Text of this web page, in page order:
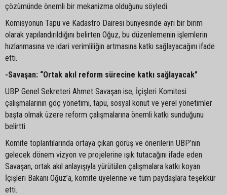
çözümünde önemli bir mekanizma olduğunu söyledi.
Komisyonun Tapu ve Kadastro Dairesi bünyesinde ayrı bir birim
olarak yapılandırıldığını belirten Oğuz, bu düzenlemenin işlemlerin
hızlanmasına ve idari verimliliğin artmasına katkı sağlayacağını ifade
etti.
-Savaşan: “Ortak akıl reform sürecine katkı sağlayacak”
UBP Genel Sekreteri Ahmet Savaşan ise, İçişleri Komitesi
çalışmalarının göç yönetimi, tapu, sosyal konut ve yerel yönetimler
başta olmak üzere reform çalışmalarına önemli katkı sunduğunu
belirtti.
Komite toplantılarında ortaya çıkan görüş ve önerilerin UBP’nin
gelecek dönem vizyon ve projelerine ışık tutacağını ifade eden
Savaşan, ortak akıl anlayışıyla yürütülen çalışmalara katkı koyan
İçişleri Bakanı Oğuz’a, komite üyelerine ve tüm paydaşlara teşekkür
etti.